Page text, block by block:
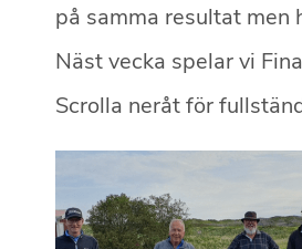
på samma resultat men
Näst vecka spelar vi
Scrolla neråt för